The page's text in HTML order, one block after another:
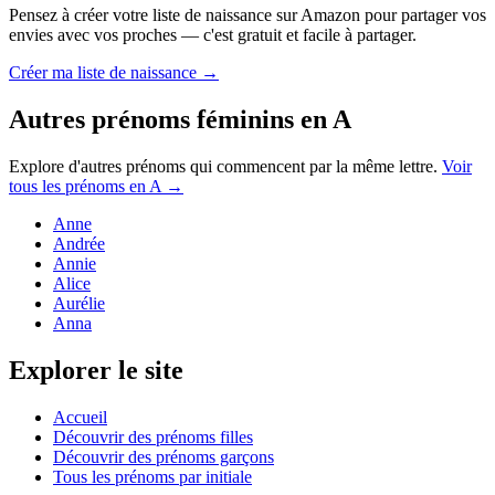
Pensez à créer votre liste de naissance sur Amazon pour partager vos
envies avec vos proches — c'est gratuit et facile à partager.
Créer ma liste de naissance →
Autres prénoms féminins en A
Explore d'autres prénoms qui commencent par la même lettre. Voir
tous les prénoms en A →
Anne
Andrée
Annie
Alice
Aurélie
Anna
Explorer le site
Accueil
Découvrir des prénoms filles
Découvrir des prénoms garçons
Tous les prénoms par initiale